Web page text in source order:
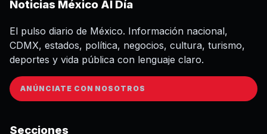
Noticias México Al Día
El pulso diario de México. Información nacional,
CDMX, estados, política, negocios, cultura, turismo,
deportes y vida pública con lenguaje claro.
ANÚNCIATE CON NOSOTROS
Secciones